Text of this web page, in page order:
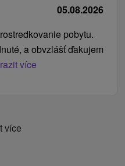
05.08.2026
pobytu.
a obvzlášť ďakujem
více
více